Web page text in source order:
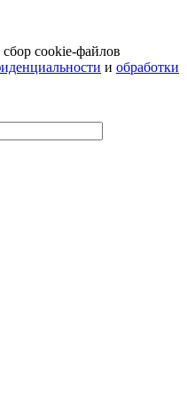
cookie-файлов
и обработки